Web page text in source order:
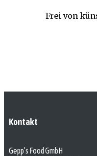
Frei von
Kontakt
Gepp’s Food GmbH